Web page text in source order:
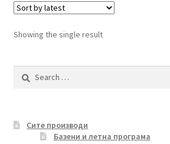
Showing the single result
Сите производи
Базени и летна програма